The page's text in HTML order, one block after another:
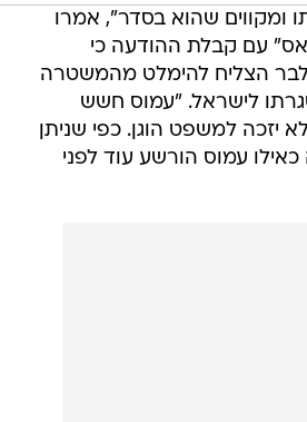
ומקווים שהוא בסדר", אמרו
עם קבלת ההודעה כי
הצליח להימלט מהמשטרה
לישראל. "עמוס חשש
למשפט הוגן. כפי שניתן
עמוס הורשע עוד לפני